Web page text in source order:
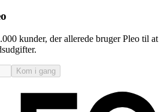
kunder, der allerede bruger Pleo til at
Kom i gang